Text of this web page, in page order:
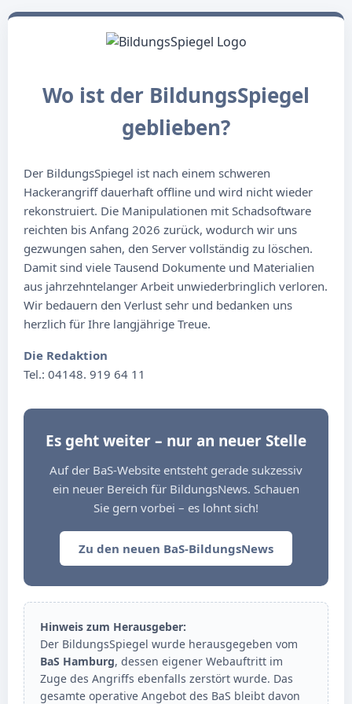
Wo ist der BildungsSpiegel
geblieben?
Der BildungsSpiegel ist nach einem schweren
Hackerangriff dauerhaft offline und wird nicht wieder
rekonstruiert. Die Manipulationen mit Schadsoftware
reichten bis Anfang 2026 zurück, wodurch wir uns
gezwungen sahen, den Server vollständig zu löschen.
Damit sind viele Tausend Dokumente und Materialien
aus jahrzehntelanger Arbeit unwiederbringlich verloren.
Wir bedauern den Verlust sehr und bedanken uns
herzlich für Ihre langjährige Treue.
Die Redaktion
Tel.: 04148. 919 64 11
Es geht weiter – nur an neuer Stelle
Auf der BaS-Website entsteht gerade sukzessiv
ein neuer Bereich für BildungsNews. Schauen
Sie gern vorbei – es lohnt sich!
Zu den neuen BaS-BildungsNews
Hinweis zum Herausgeber:
Der BildungsSpiegel wurde herausgegeben vom
BaS Hamburg, dessen eigener Webauftritt im
Zuge des Angriffs ebenfalls zerstört wurde. Das
gesamte operative Angebot des BaS bleibt davon